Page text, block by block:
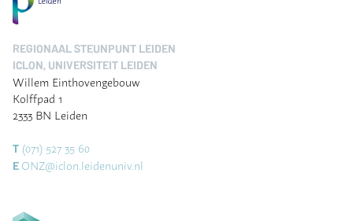
REGIONAAL STEUNPUNT LEIDEN
ICLON, UNIVERSITEIT LEIDEN
Willem Einthovengebouw
Kolffpad 1
2333 BN Leiden
T (071) 527 35 60
E ONZ@iclon.leidenuniv.nl